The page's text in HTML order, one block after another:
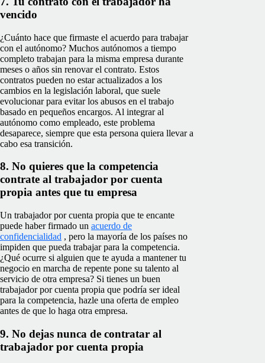
vencido
¿Cuánto hace que firmaste el acuerdo para trabajar
con el autónomo? Muchos autónomos a tiempo
completo trabajan para la misma empresa durante
meses o años sin renovar el contrato. Estos
contratos pueden no estar actualizados a los
cambios en la legislación laboral, que suele
evolucionar para evitar los abusos en el trabajo
basado en pequeños encargos. Al integrar al
autónomo como empleado, este problema
desaparece, siempre que esta persona quiera llevar a
cabo esa transición.
8. No quieres que la competencia
contrate al trabajador por cuenta
propia antes que tu empresa
Un trabajador por cuenta propia que te encante
puede haber firmado un acuerdo de
confidencialidad , pero la mayoría de los países no
impiden que pueda trabajar para la competencia.
¿Qué ocurre si alguien que te ayuda a mantener tu
negocio en marcha de repente pone su talento al
servicio de otra empresa? Si tienes un buen
trabajador por cuenta propia que podría ser ideal
para la competencia, hazle una oferta de empleo
antes de que lo haga otra empresa.
9. No dejas nunca de contratar al
trabajador por cuenta propia